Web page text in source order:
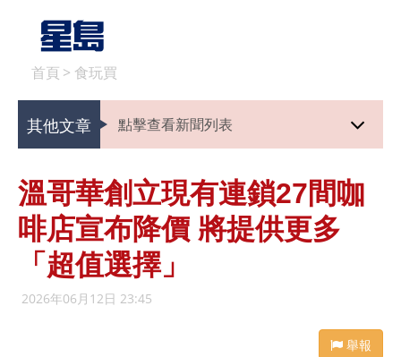
首頁 > 食玩買
其他文章 點擊查看新聞列表
溫哥華創立現有連鎖27間咖
啡店宣布降價 將提供更多
「超值選擇」
2026年06月12日 23:45
舉報